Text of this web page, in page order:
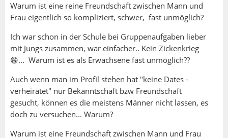
Warum ist eine reine Freundschaft zwischen Mann und
Frau eigentlich so kompliziert, schwer, fast unmöglich?
Ich war schon in der Schule bei Gruppenaufgaben lieber
mit Jungs zusammen, war einfacher.. Kein Zickenkrieg
😁... Warum ist es als Erwachsene fast unmöglich??
Auch wenn man im Profil stehen hat "keine Dates -
verheiratet" nur Bekanntschaft bzw Freundschaft
gesucht, können es die meistens Männer nicht lassen, es
doch zu versuchen... Warum?
Warum ist eine Freundschaft zwischen Mann und Frau